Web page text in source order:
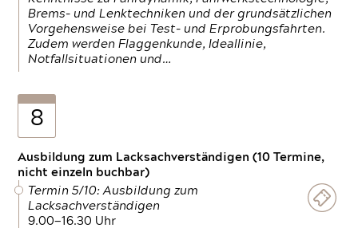
Brems- und Lenktechniken und der grundsätzlichen
Vorgehensweise bei Test- und Erprobungsfahrten.
Zudem werden Flaggenkunde, Ideallinie,
Notfallsituationen und…
8
Ausbildung zum Lacksachverständigen (10 Termine,
nicht einzeln buchbar)
Termin 5/10: Ausbildung zum
Lacksachverständigen
9.00—16.30 Uhr